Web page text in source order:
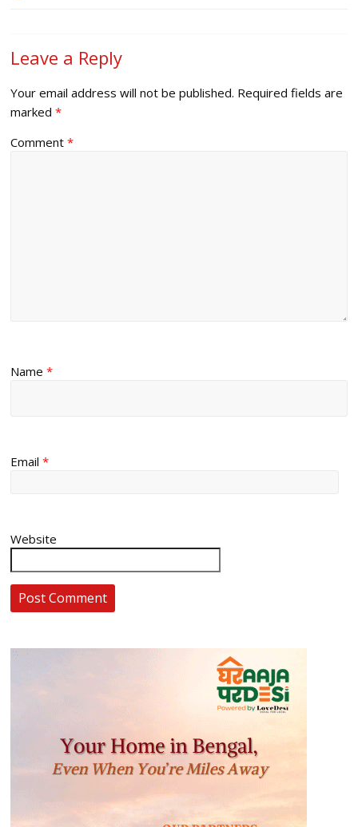
Leave a Reply
Your email address will not be published. Required fields are
marked*
Comment*
Name*
Email*
Website